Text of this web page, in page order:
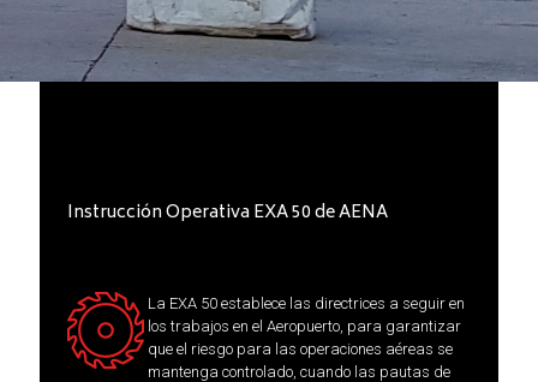
Instrucción Operativa EXA 50 de AENA
La EXA 50 establece las directrices a seguir en
los trabajos en el Aeropuerto, para garantizar
que el riesgo para las operaciones aéreas se
mantenga controlado, cuando las pautas de